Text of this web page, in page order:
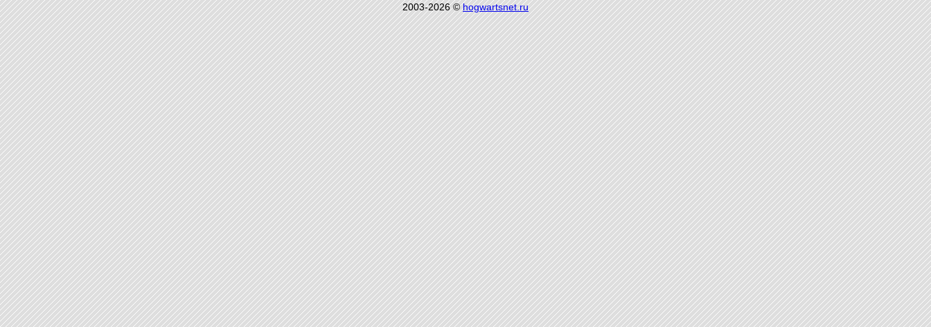
2003-2026 ©hogwartsnet.ru